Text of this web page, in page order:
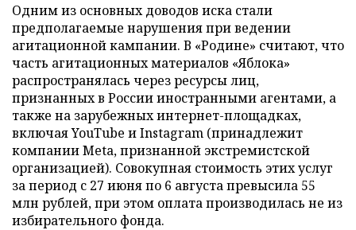
Одним из основных доводов иска стали
предполагаемые нарушения при ведении
агитационной кампании. В «Родине» считают, что
часть агитационных материалов «Яблока»
распространялась через ресурсы лиц,
признанных в России иностранными агентами, а
также на зарубежных интернет-площадках,
включая YouTube и Instagram (принадлежит
компании Meta, признанной экстремистской
организацией). Совокупная стоимость этих услуг
за период с 27 июня по 6 августа превысила 55
млн рублей, при этом оплата производилась не из
избирательного фонда.